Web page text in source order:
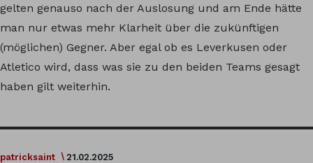
gelten genauso nach der Auslosung und am Ende hätte
man nur etwas mehr Klarheit über die zukünftigen
(möglichen) Gegner. Aber egal ob es Leverkusen oder
Atletico wird, dass was sie zu den beiden Teams gesagt
haben gilt weiterhin.
patricksaint 21.02.2025